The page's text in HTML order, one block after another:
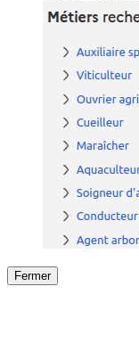
Fermer